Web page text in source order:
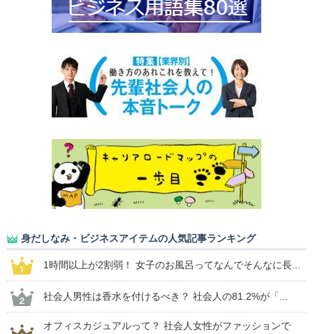
身だしなみ・ビジネスアイテムの人気記事ランキング
1時間以上が2割弱！ 女子のお風呂ってなんでそんなに長...
社会人男性は香水を付けるべき？ 社会人の81.2%が「...
オフィスカジュアルって？ 社会人女性がファッションで